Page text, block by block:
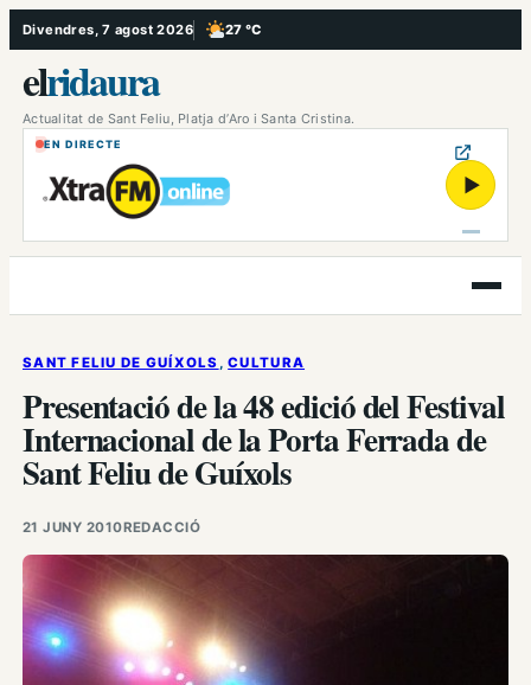
Vés
al
contingut
Divendres, 7 agost 2026 27 °C
, Poc ennuvolat
elridaura
Actualitat de Sant Feliu, Platja d’Aro i Santa Cristina.
EN DIRECTE
▶
Obre
el
SANT FELIU DE GUÍXOLS , CULTURA
Presentació de la 48 edició del Festival
Internacional de la Porta Ferrada de
Sant Feliu de Guíxols
21 JUNY 2010REDACCIÓ